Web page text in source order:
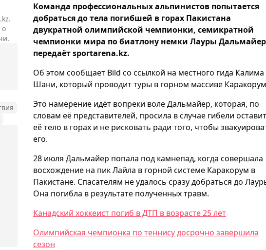
о
Команда профессиональных альпинистов попытается
добраться до тела погибшей в горах Пакистана
двукратной олимпийской чемпионки, семикратной
чемпионки мира по биатлону немки Лауры
передаёт sportarena.kz.
Об этом сообщает Bild со ссылкой на местного гида Калима
Шани, который проводит туры в горном массиве
Это намерение идёт вопреки воле Дальмайер, которая, по
словам её представителей, просила в случае гибели
её тело в горах и не рисковать ради того, чтобы
его.
28 июля Дальмайер попала под камнепад, когда совершала
восхождение на пик Лайла в горной системе Каракорум в
Пакистане. Спасателям не удалось сразу добраться до
Она погибла в результате полученных травм.
Канадский хоккеист погиб в ДТП в возрасте 25 лет
Олимпийская чемпионка по теннису досрочно завершила
сезон